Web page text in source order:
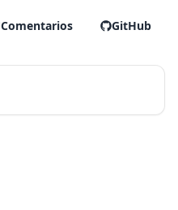
Comentarios GitHub